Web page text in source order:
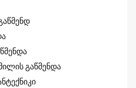
გაწმენდა